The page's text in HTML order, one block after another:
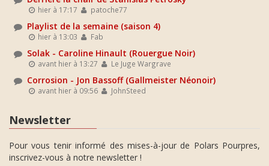
hier à 17:17 patoche77
Playlist de la semaine (saison 4)
hier à 13:03 Fab
Solak - Caroline Hinault (Rouergue Noir)
avant hier à 13:27 Le Juge Wargrave
Corrosion - Jon Bassoff (Gallmeister Néonoir)
avant hier à 09:56 JohnSteed
Newsletter
Pour vous tenir informé des mises-à-jour de Polars Pourpres,
inscrivez-vous à notre newsletter !